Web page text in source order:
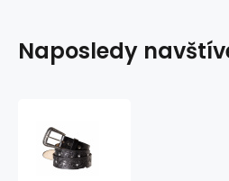
Naposledy